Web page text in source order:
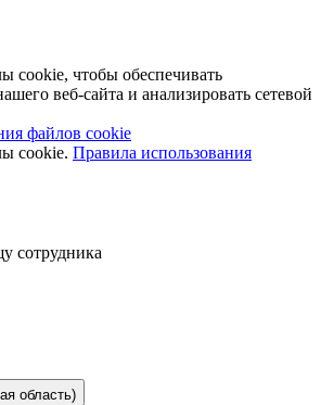
cookie, чтобы обеспечивать
веб-сайта и анализировать сетевой
файлов cookie
cookie. Правила использования
сотрудника
область)